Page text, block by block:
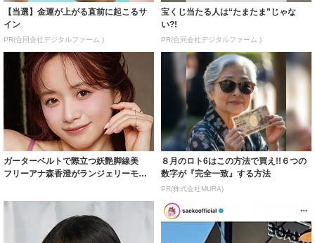
【当選】金運が上がる直前に起こるサ
イン
PR(合同会社デジタルファーム )
宝くじ当たる人は“たまたま”じゃな
い?!
PR(合同会社デジタルファーム )
ガーターベルトで際立つ妖艶脚線美
フリーアナ森香澄がランジェリーモデ
８月のロト6はこの方法で買え!!６つの
数字が『完全一致』する方法
PR(株式会社MURA)